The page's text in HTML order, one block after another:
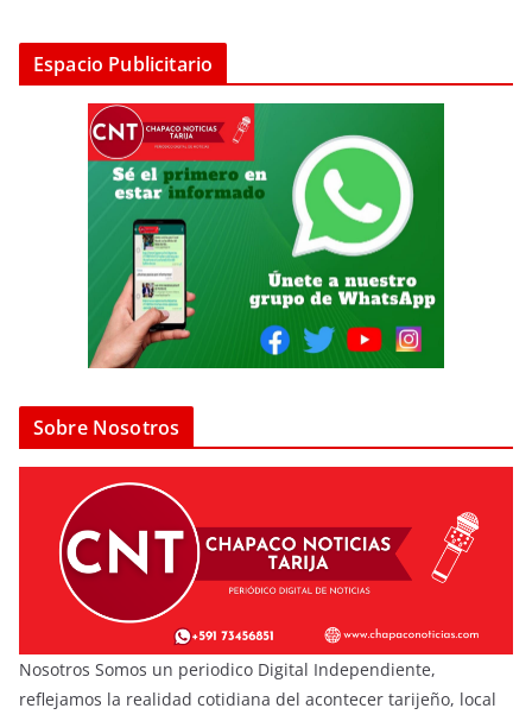
Espacio Publicitario
Sobre Nosotros
Nosotros Somos un periodico Digital Independiente,
reflejamos la realidad cotidiana del acontecer tarijeño, local